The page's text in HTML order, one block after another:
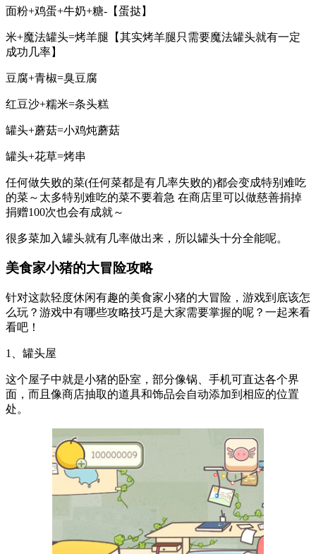
面粉+鸡蛋+牛奶+糖-【蛋挞】
米+魔法罐头=烤羊腿【其实烤羊腿只需要魔法罐头就有一定
成功几率】
豆腐+青椒=臭豆腐
红豆沙+糯米=条头糕
罐头+蘑菇=小鸡炖蘑菇
罐头+花草=烤串
任何做失败的菜(任何菜都是有几率失败的)都会变成特别难吃
的菜～太多特别难吃的菜不要着急 在商店里可以做慈善捐掉
捐赠100次也会有成就～
很多菜加入罐头就有几率做出来，所以罐头十分全能呢。
美食家小猪的大冒险攻略
针对这款轻度休闲有趣的美食家小猪的大冒险，游戏到底该怎
么玩？游戏中有哪些攻略技巧是大家需要掌握的呢？一起来看
看吧！
1、罐头屋
这个屋子中就是小猪的卧室，部分像锅、手机可直达各个界
面，而且像商店抽取的道具和饰品会自动添加到相应的位置
处。